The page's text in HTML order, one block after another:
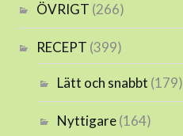
ÖVRIGT (266)
RECEPT (399)
Lätt och snabbt (179)
Nyttigare(164)